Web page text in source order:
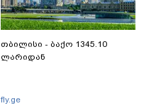
თბილისი - ბაქო 1345.10
ლარიდან
fly.ge